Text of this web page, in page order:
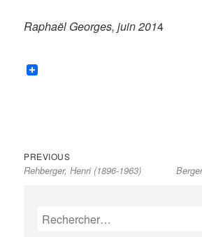
Raphaël Georges, juin 2014
Navigation
de
PREVIOUSPrevious
post:
Rehberger, Henri (1896-1963)
Rechercher :